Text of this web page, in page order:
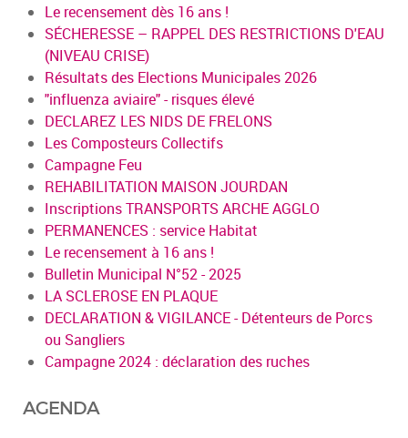
Le recensement dès 16 ans !
SÉCHERESSE – RAPPEL DES RESTRICTIONS D'EAU
(NIVEAU CRISE)
Résultats des Elections Municipales 2026
"influenza aviaire" - risques élevé
DECLAREZ LES NIDS DE FRELONS
Les Composteurs Collectifs
Campagne Feu
REHABILITATION MAISON JOURDAN
Inscriptions TRANSPORTS ARCHE AGGLO
PERMANENCES : service Habitat
Le recensement à 16 ans !
Bulletin Municipal N°52 - 2025
LA SCLEROSE EN PLAQUE
DECLARATION & VIGILANCE - Détenteurs de Porcs
ou Sangliers
Campagne 2024 : déclaration des ruches
AGENDA